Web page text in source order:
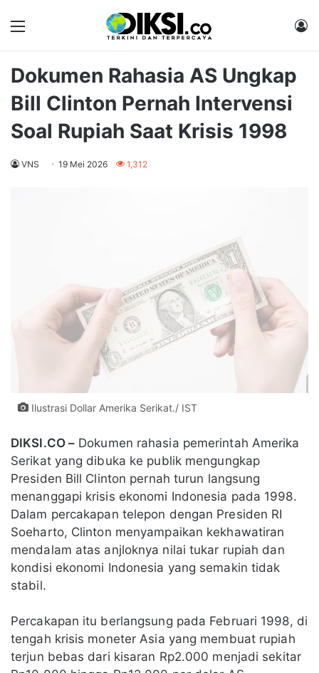
Menu
Dokumen Rahasia AS Ungkap
Bill Clinton Pernah Intervensi
Soal Rupiah Saat Krisis 1998
VNS 19 Mei 2026 1,312
Ilustrasi Dollar Amerika Serikat./ IST
DIKSI.CO – Dokumen rahasia pemerintah Amerika
Serikat yang dibuka ke publik mengungkap
Presiden Bill Clinton pernah turun langsung
menanggapi krisis ekonomi Indonesia pada 1998.
Dalam percakapan telepon dengan Presiden RI
Soeharto, Clinton menyampaikan kekhawatiran
mendalam atas anjloknya nilai tukar rupiah dan
kondisi ekonomi Indonesia yang semakin tidak
stabil.
Percakapan itu berlangsung pada Februari 1998, di
tengah krisis moneter Asia yang membuat rupiah
terjun bebas dari kisaran Rp2.000 menjadi sekitar